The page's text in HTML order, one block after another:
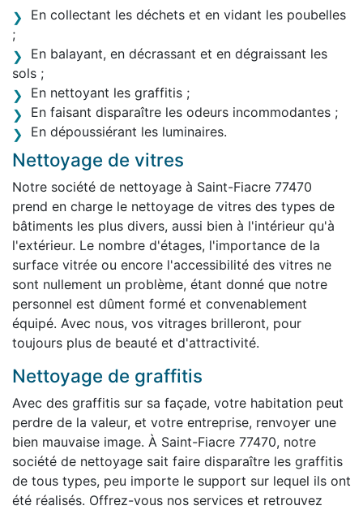
En collectant les déchets et en vidant les poubelles
;
En balayant, en décrassant et en dégraissant les
sols ;
En nettoyant les graffitis ;
En faisant disparaître les odeurs incommodantes ;
En dépoussiérant les luminaires.
Nettoyage de vitres
Notre société de nettoyage à Saint-Fiacre 77470
prend en charge le nettoyage de vitres des types de
bâtiments les plus divers, aussi bien à l'intérieur qu'à
l'extérieur. Le nombre d'étages, l'importance de la
surface vitrée ou encore l'accessibilité des vitres ne
sont nullement un problème, étant donné que notre
personnel est dûment formé et convenablement
équipé. Avec nous, vos vitrages brilleront, pour
toujours plus de beauté et d'attractivité.
Nettoyage de graffitis
Avec des graffitis sur sa façade, votre habitation peut
perdre de la valeur, et votre entreprise, renvoyer une
bien mauvaise image. À Saint-Fiacre 77470, notre
société de nettoyage sait faire disparaître les graffitis
de tous types, peu importe le support sur lequel ils ont
été réalisés. Offrez-vous nos services et retrouvez